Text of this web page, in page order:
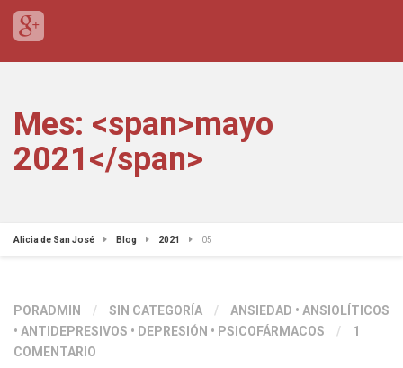
Mes: <span>mayo
2021</span>
Alicia de San José Blog 2021 05
PORADMIN / SIN CATEGORÍA / ANSIEDAD • ANSIOLÍTICOS
• ANTIDEPRESIVOS • DEPRESIÓN • PSICOFÁRMACOS /
1
COMENTARIO